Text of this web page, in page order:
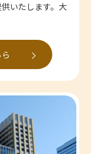
供いたします。大